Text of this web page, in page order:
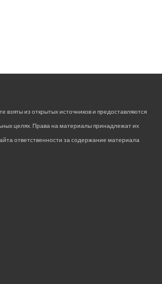
взяты из открытых источников и предоставляются
целях. Права на материалы принадлежат их
ответственности за содержание материала